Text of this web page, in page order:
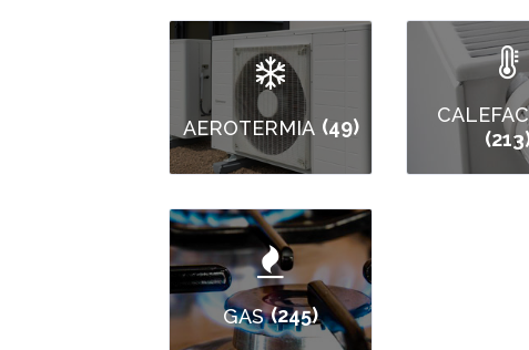
AEROTERMIA (49)
GAS (245)